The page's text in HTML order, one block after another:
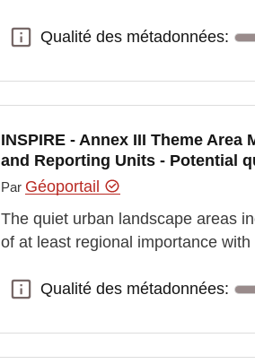
Qualité des métadonnées:
Qualité des métadonnées:
INSPIRE - Annex III Theme
and Reporting Units - Potential
Par Géoportail
The quiet urban landscape areas
of at least regional importance
Qualité des métadonnées:
Qualité des métadonnées: